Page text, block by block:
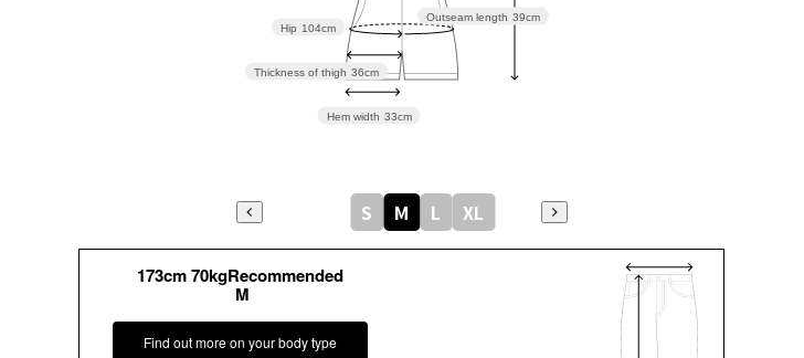
173cm 70kgRecommended
M
Find out more on your body type
Outseam length 39cm
Hem width 33cm
Thickness of thigh 36cm
Hip 104cm
S M L XL